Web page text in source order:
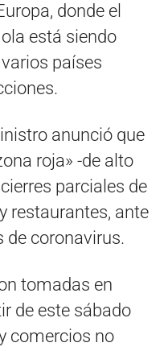
donde el
está siendo
países
anunció que
roja» -de alto
parciales de
restaurantes, ante
de coronavirus.
tomadas en
de este sábado
comercios no